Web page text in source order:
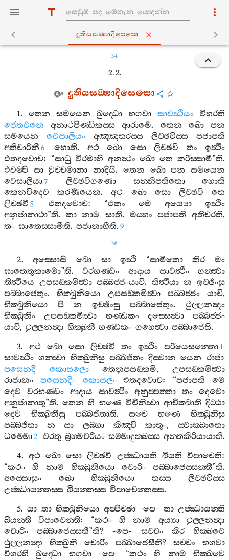
දුතියසඞ‍්ඝාදිසෙසො
34
2. 2.
දුතියසඞ‍්ඝාදිසෙසො
1. තෙන සමයෙන බුද‍්ධො භගවා සාවත්‍ථියං
විහරති
ජෙතවනෙ
අනාථපිණ‍්ඩිකස‍්ස ආරාමෙ. තෙන ඛො
පන
සමයෙන
වෙසාලියං අඤ‍්ඤතරස‍්ස ලිච‍්ඡවිස‍්ස
පජාපති
අතිචාරිනී 6 හොති. අථ ඛො සො ලිච‍්ඡවි තං
ඉත්‍ථිං
එතදවොච: “සාධු විරමාහි අනත්‍ථං ඛො තෙ කරිස‍්සාමී”ති.
එවම‍්පි සා වුච‍්චමානා නාදියි. තෙන ඛො පන
සමයෙන
වෙසාලියා7 ලිච‍්ඡවිගණො සන‍්නිපතිතො
හොති
කෙනචිදෙව
කරණීයෙන.අථ ඛො සො ලිච‍්ඡවි
තෙ
ලිච‍්ඡවී 8 එතදවොච: “එකං මෙ අය්‍යො
ඉත්‍ථිං
අනුජානාථා”ති. කා නාම සාති. මය‍්හං පජාපති අතිචරති,
තං ඝාතෙස‍්සාමීති. පජානාහීති. 9
36
2.අස‍්සොසි ඛො සා ඉත්‍ථි “සාමිකො කිර
මං
ඝාතෙතුකාමො”ති.වරභණ‍්ඩං ආදාය සාවත්‍ථිං
ගන‍්ත්‍වා
තිත්‍ථියෙ උපසඞ‍්කමිත්‍වා පබ‍්බජ‍්ජංයාචි. තිත්‍ථියා න ඉච‍්ඡිංසු
පබ‍්බාජෙතුං.භික‍්ඛුනියො උපසඞ‍්කමිත්‍වා පබ‍්බජ‍්ජං යාචි,
භික‍්ඛුනියො
පි න ඉච‍්ඡිංසු පබ‍්බාජෙතුං.ථුල‍්ලනන්‍දං
භික‍්ඛුනිං
උපසඞ‍්කමිත්‍වා භණ‍්ඩකං දස‍්සෙත්‍වා
පබ‍්බජ‍්ජං
යාචි, ථුල‍්ලනන්‍දා භික‍්ඛුනී භණ‍්ඩකං ගහෙත්‍වා පබ‍්බාජෙසි.
3. අථ ඛො සො ලිච‍්ඡවි තං ඉත්‍ථිං පරියෙසන‍්තො 1
සාවත්‍ථිං ගන‍්ත්‍වා භික‍්ඛුනීසු පබ‍්බජිතං දිස‍්වාන යෙන රාජා
පසෙනදී
කොසලො තෙනුපසඞ‍්කමි,උපසඞ‍්කමිත්‍වා
රාජානං
පසෙනදිං කොසලං එතදවොච: “පජාපති
මෙ
දෙව
වරභණ‍්ඩං ආදාය සාවත්‍ථිං අනුප‍්පත‍්තා තං
දෙවො
අනුජානාතූ”ති.තෙන හි භණෙ විචිනිත්‍වා ආචික‍්ඛාති දිට‍්ඨා
දෙව
භික‍්ඛුනීසු පබ‍්බජිතාති. සචෙ භණෙ
භික‍්ඛුනීසු
පබ‍්බජිතා
න සා ලබ‍්භා කිඤ‍්චි කාතුං,ස‍්වාක‍්ඛාතො
ධම‍්මො2 චරතු බ්‍රහ‍්මචරියං සම‍්මාදුක‍්ඛස‍්ස අන‍්තකිරියායාති.
4. අථ ඛො සො ලිච‍්ඡවි උජ‍්ඣායති ඛීයති විපාචෙති:
“කථං හි නාම භික‍්ඛුනියො චොරිං පබ‍්බාජෙස‍්සන‍්තී”ති.
අස‍්සොසුං
ඛො භික‍්ඛුනියො තස‍්ස
ලිච‍්ඡවිස‍්ස
උජ‍්ඣායන‍්තස‍්ස ඛීයන‍්තස‍්ස විපාචෙන‍්තස‍්ස.
5.යා තා භික‍්ඛුනියො අප‍්පිච‍්ඡා-පෙ- තා උජ‍්ඣායන‍්ති
ඛීයන‍්ති
විපාචෙන‍්ති: “කථං හි නාම අය්‍යා
ථුල‍්ලනන්‍දා
චොරිං
පබ‍්බාජෙස‍්සතී”ති? -පෙ- සච‍්චං කිර
භික‍්ඛවෙ
ථුල‍්ලනන්‍දා
භික‍්ඛුනී චොරිං පබ‍්බාජෙසීති? සච‍්චං
භගවා
විගරහි
බුද‍්ධො භගවා-පෙ- “කථං හි නාම
භික‍්ඛවෙ